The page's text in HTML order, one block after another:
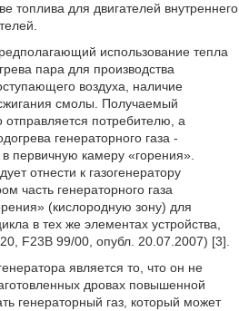
топлива для двигателей внутреннего
использование тепла
пара для производства
воздуха, наличие
смолы. Получаемый
отправляется потребителю, а
генераторного газа -
первичную камеру «горения».
отнести к газогенератору
часть генераторного газа
(кислородную зону) для
в тех же элементах устройства,
F23B 99/00, опубл. 20.07.2007) [3].
является то, что он не
дровах повышенной
генераторный газ, который может